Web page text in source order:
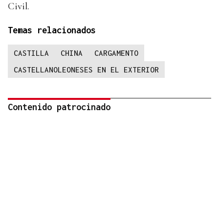
Civil.
Temas relacionados
CASTILLA CHINA
CARGAMENTO
CASTELLANOLEONESES EN EL EXTERIOR
Contenido patrocinado